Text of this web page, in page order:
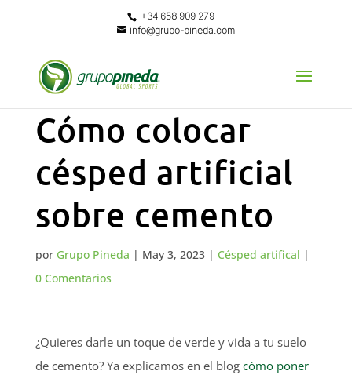
+34 658 909 279
info@grupo-pineda.com
Cómo colocar
césped artificial
sobre cemento
por Grupo Pineda | May 3, 2023| Césped artifical |
0 Comentarios
¿Quieres darle un toque de verde y vida a tu suelo
de cemento? Ya explicamos en el blog cómo poner